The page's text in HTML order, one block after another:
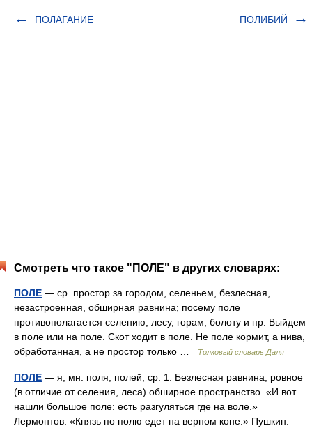
ПОЛАГАНИЕ ПОЛИБИЙ
Смотреть что такое "ПОЛЕ" в других словарях:
ПОЛЕ — ср. простор за городом, селеньем, безлесная,
незастроенная, обширная равнина; посему поле
противополагается селению, лесу, горам, болоту и пр. Выйдем
в поле или на поле. Скот ходит в поле. Не поле кормит, а нива,
обработанная, а не простор только …
Толковый словарь Даля
ПОЛЕ — я, мн. поля, полей, ср. 1. Безлесная равнина, ровное
(в отличие от селения, леса) обширное пространство. «И вот
нашли большое поле: есть разгуляться где на воле.»
Лермонтов. «Князь по полю едет на верном коне.» Пушкин.